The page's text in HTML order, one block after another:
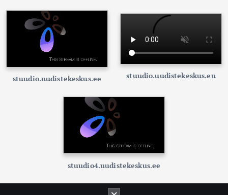
stuudio.uudistekeskus.ee stuudio.uudistekeskus.eu
stuudio4.uudistekeskus.ee